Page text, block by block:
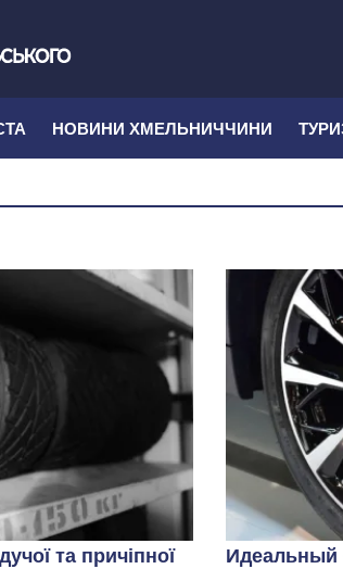
НОВИНИ ХМЕЛЬНИЧЧИНИ
та причіпної
Идеальный